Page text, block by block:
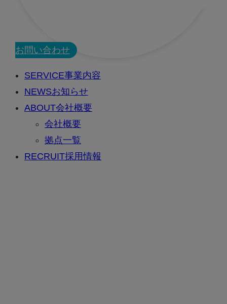
お問い合わせ
SERVICE事業内容
NEWSお知らせ
ABOUT会社概要
会社概要
拠点一覧
RECRUIT採用情報